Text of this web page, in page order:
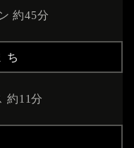
約45分
ち
約11分